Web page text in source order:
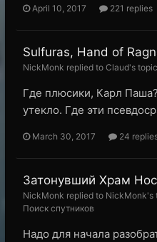
April 10, 2017 221 replies
Sulfuras, Hand of
NickMonk replied to Claud's
Где плюсики, Карл
утекло. Где эти
March 30, 2017 24
Затонувший Храм
NickMonk replied to NickMonk's
Поиск спутников
Надо для начала